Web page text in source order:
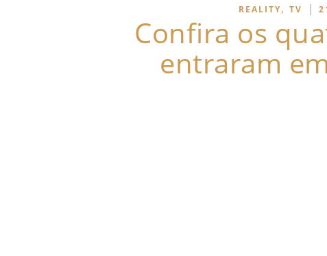
REALITY, TV |
Confira os
entraram